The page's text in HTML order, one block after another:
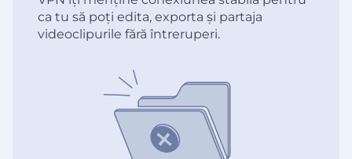
ca tu să poți edita, exporta și partaja
videoclipurile fără întreruperi.